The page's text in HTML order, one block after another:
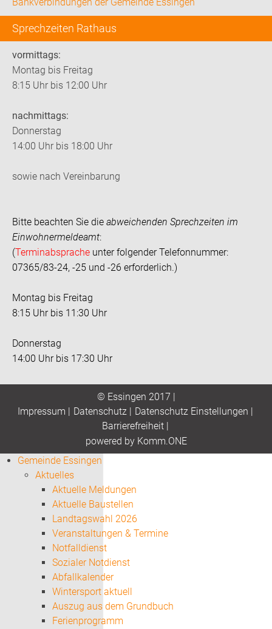
Sprechzeiten Rathaus
vormittags:
Montag bis Freitag
8:15 Uhr bis 12:00 Uhr
nachmittags:
Donnerstag
14:00 Uhr bis 18:00 Uhr
sowie nach Vereinbarung
Bitte beachten Sie die abweichenden Sprechzeiten im
Einwohnermeldeamt:
(Terminabsprache unter folgender Telefonnummer:
07365/83-24, -25 und -26 erforderlich.)
Montag bis Freitag
8:15 Uhr bis 11:30 Uhr
Donnerstag
14:00 Uhr bis 17:30 Uhr
© Essingen 2017 |
Impressum | Datenschutz| Datenschutz Einstellungen |
Barrierefreiheit|
powered by Komm.ONE
Gemeinde Essingen
Aktuelles
Aktuelle Meldungen
Aktuelle Baustellen
Landtagswahl 2026
Veranstaltungen & Termine
Notfalldienst
Sozialer Notdienst
Abfallkalender
Wintersport aktuell
Auszug aus dem Grundbuch
Ferienprogramm